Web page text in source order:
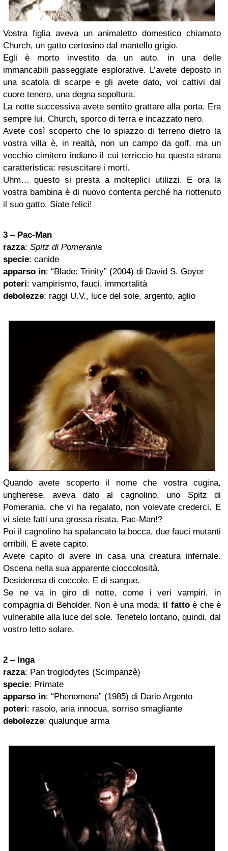
Vostra figlia aveva un animaletto domestico chiamato
Church, un gatto certosino dal mantello grigio.
Egli è morto investito da un auto, in una delle
immancabili passeggiate esplorative. L’avete deposto in
una scatola di scarpe e gli avete dato, voi cattivi dal
cuore tenero, una degna sepoltura.
La notte successiva avete sentito grattare alla porta. Era
sempre lui, Church, sporco di terra e incazzato nero.
Avete così scoperto che lo spiazzo di terreno dietro la
vostra villa è, in realtà, non un campo da golf, ma un
vecchio cimitero indiano il cui terriccio ha questa strana
caratteristica: resuscitare i morti.
Uhm… questo si presta a molteplici utilizzi. E ora la
vostra bambina è di nuovo contenta perché ha riottenuto
il suo gatto. Siate felici!
3 – Pac-Man
razza: Spitz di Pomerania
specie: canide
apparso in: “Blade: Trinity” (2004) di David S. Goyer
poteri: vampirismo, fauci, immortalità
debolezze: raggi U.V., luce del sole, argento, aglio
Quando avete scoperto il nome che vostra cugina,
ungherese, aveva dato al cagnolino, uno Spitz di
Pomerania, che vi ha regalato, non volevate crederci. E
vi siete fatti una grossa risata. Pac-Man!?
Poi il cagnolino ha spalancato la bocca, due fauci mutanti
orribili. E avete capito.
Avete capito di avere in casa una creatura infernale.
Oscena nella sua apparente cioccolosità.
Desiderosa di coccole. E di sangue.
Se ne va in giro di notte, come i veri vampiri, in
compagnia di Beholder. Non è una moda; il fattoè che è
vulnerabile alla luce del sole. Tenetelo lontano, quindi, dal
vostro letto solare.
2 – Inga
razza: Pan troglodytes (Scimpanzè)
specie: Primate
apparso in: “Phenomena” (1985) di Dario Argento
poteri: rasoio, aria innocua, sorriso smagliante
debolezze: qualunque arma